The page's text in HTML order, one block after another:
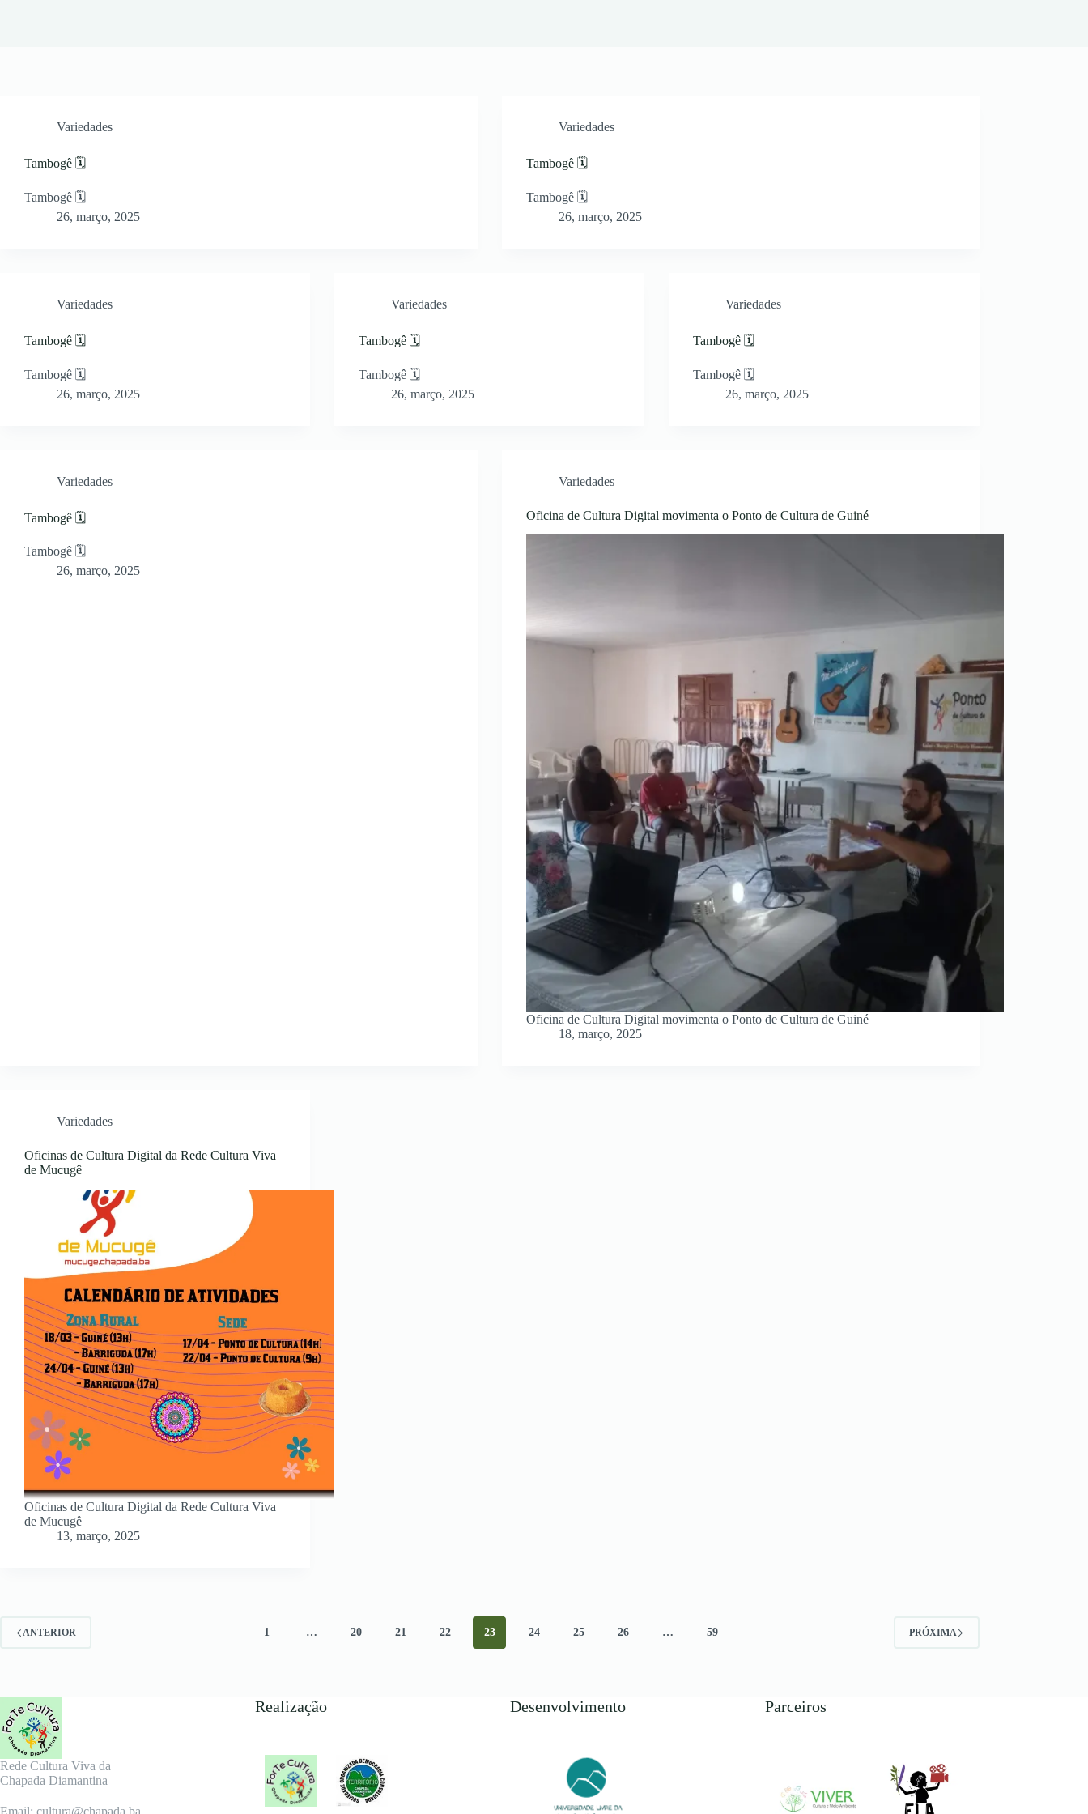
Variedades
Tambogê 🗓
Tambogê 🗓
26, março, 2025
Variedades
Tambogê 🗓
Tambogê 🗓
26, março, 2025
Variedades
Tambogê 🗓
Tambogê 🗓
26, março, 2025
Variedades
Tambogê 🗓
Tambogê 🗓
26, março, 2025
Variedades
Tambogê 🗓
Tambogê 🗓
26, março, 2025
Variedades
Tambogê 🗓
Tambogê 🗓
26, março, 2025
Variedades
Oficina de Cultura Digital movimenta o Ponto de Cultura de Guiné
Oficina de Cultura Digital movimenta o Ponto de Cultura de Guiné
18, março, 2025
Variedades
Oficinas de Cultura Digital da Rede Cultura Viva
de Mucugê
Oficinas de Cultura Digital da Rede Cultura Viva
de Mucugê
13, março, 2025
ANTERIOR 1 … 20 21 22 23 24 25 26 … 59 PRÓXIMA
Rede Cultura Viva da
Chapada Diamantina
Realização Desenvolvimento Parceiros